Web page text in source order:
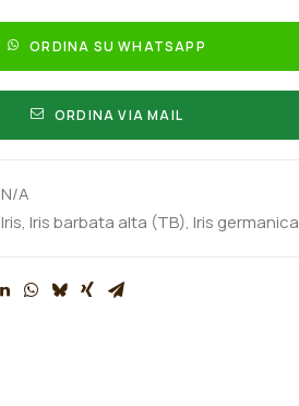
ORDINA SU WHATSAPP
ORDINA VIA MAIL
N/A
Iris, Iris barbata alta (TB), Iris germanica